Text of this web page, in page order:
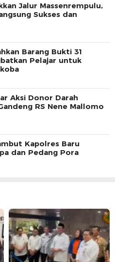
Jalur Massenrempulu,
Sukses dan
Barang Bukti 31
Pelajar untuk
Aksi Donor Darah
RS Nene Mallomo
Kapolres Baru
dan Pedang Pora